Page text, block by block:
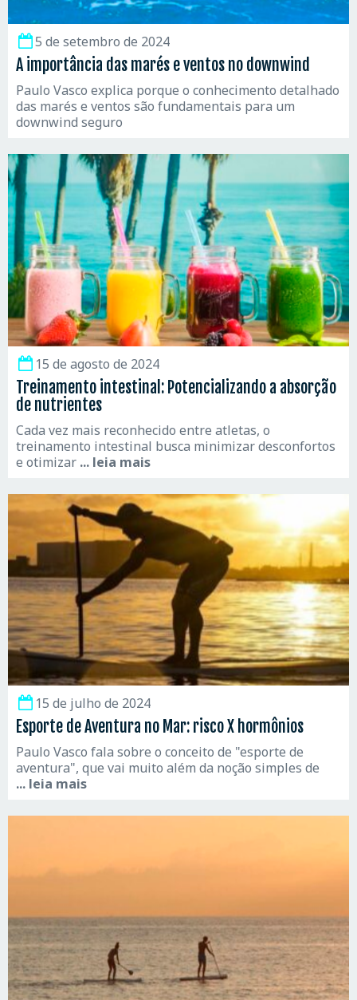
5 de setembro de 2024
A importância das marés e ventos no downwind
Paulo Vasco explica porque o conhecimento detalhado
das marés e ventos são fundamentais para um
downwind seguro
15 de agosto de 2024
Treinamento intestinal: Potencializando a absorção
de nutrientes
Cada vez mais reconhecido entre atletas, o
treinamento intestinal busca minimizar desconfortos
e otimizar ... leia mais
15 de julho de 2024
Esporte de Aventura no Mar: risco X hormônios
Paulo Vasco fala sobre o conceito de "esporte de
aventura", que vai muito além da noção simples de
... leia mais